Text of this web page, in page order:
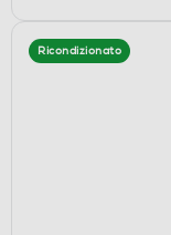
Ricondizionato